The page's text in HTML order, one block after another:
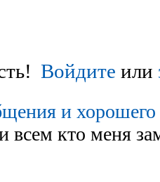
Войдите или
и хорошего
всем кто меня